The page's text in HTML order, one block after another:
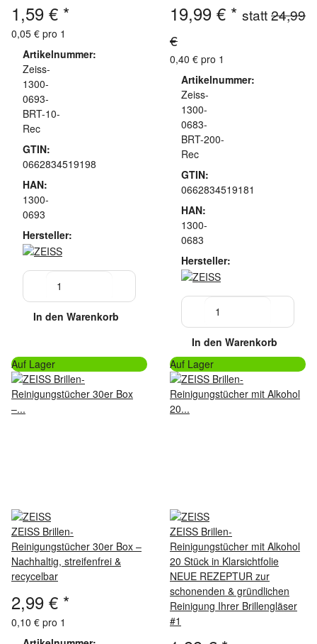
1,59 € *
0,05 € pro 1
Artikelnummer:
Zeiss-
1300-
0693-
BRT-10-
Rec
GTIN:
0662834519198
HAN:
1300-
0693
Hersteller:
In den Warenkorb
19,99 € * statt24,99
€
0,40 € pro 1
Artikelnummer:
Zeiss-
1300-
0683-
BRT-200-
Rec
GTIN:
0662834519181
HAN:
1300-
0683
Hersteller:
In den Warenkorb
Auf Lager
ZEISS Brillen-
Reinigungstücher 30er Box –
Nachhaltig, streifenfrei &
recycelbar
2,99 € *
0,10 € pro 1
Auf Lager
ZEISS Brillen-
Reinigungstücher mit Alkohol
20 Stück in Klarsichtfolie
NEUE REZEPTUR zur
schonenden & gründlichen
Reinigung Ihrer Brillengläser
#1